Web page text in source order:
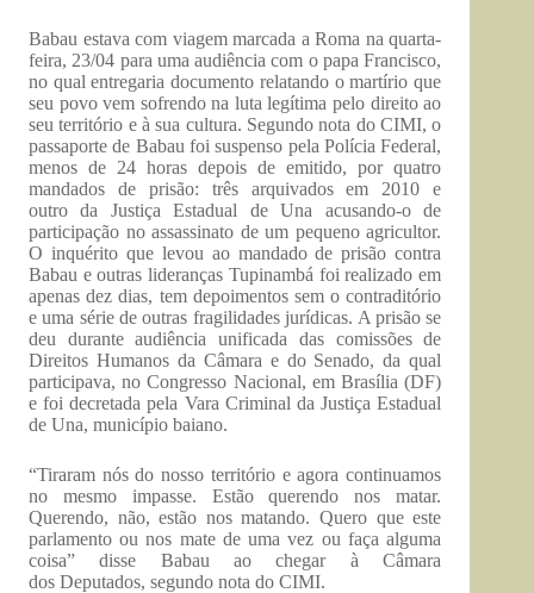
Babau estava com viagem marcada a Roma na quarta-
feira, 23/04 para uma audiência com o papa Francisco,
no qual entregaria documento relatando o martírio que
seu povo vem sofrendo na luta legítima pelo direito ao
seu território e à sua cultura. Segundo nota do CIMI, o
passaporte de Babau foi suspenso pela Polícia Federal,
menos de 24 horas depois de emitido, por quatro
mandados de prisão: três arquivados em 2010 e
outro da Justiça Estadual de Una acusando-o de
participação no assassinato de um pequeno agricultor.
O inquérito que levou ao mandado de prisão contra
Babau e outras lideranças Tupinambá foi realizado em
apenas dez dias, tem depoimentos sem o contraditório
e uma série de outras fragilidades jurídicas. A prisão se
deu durante audiência unificada das comissões de
Direitos Humanos da Câmara e do Senado, da qual
participava, no Congresso Nacional, em Brasília (DF)
e foi decretada pela Vara Criminal da Justiça Estadual
de Una, município baiano.
“Tiraram nós do nosso território e agora continuamos
no mesmo impasse. Estão querendo nos matar.
Querendo, não, estão nos matando. Quero que este
parlamento ou nos mate de uma vez ou faça alguma
coisa” disse Babau ao chegar à Câmara
dos Deputados, segundo nota do CIMI.